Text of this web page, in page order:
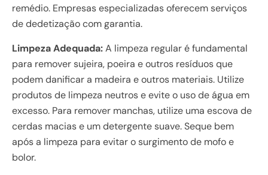
remédio. Empresas especializadas oferecem serviços
de dedetização com garantia.
Limpeza Adequada:A limpeza regular é fundamental
para remover sujeira, poeira e outros resíduos que
podem danificar a madeira e outros materiais. Utilize
produtos de limpeza neutros e evite o uso de água em
excesso. Para remover manchas, utilize uma escova de
cerdas macias e um detergente suave. Seque bem
após a limpeza para evitar o surgimento de mofo e
bolor.